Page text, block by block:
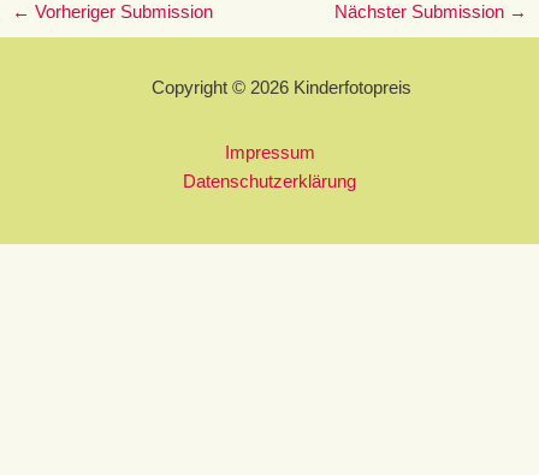
← Vorheriger Submission Nächster Submission →
Copyright © 2026 Kinderfotopreis
Impressum
Datenschutzerklärung